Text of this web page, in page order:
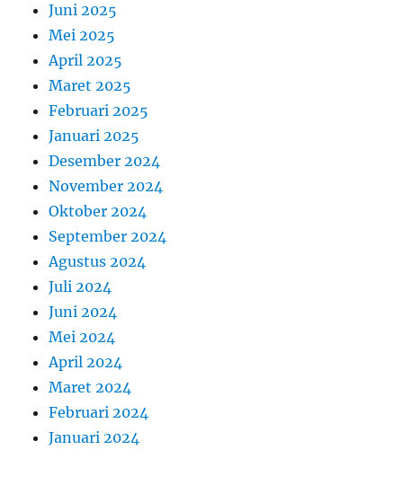
Juni 2025
Mei 2025
April 2025
Maret 2025
Februari 2025
Januari 2025
Desember 2024
November 2024
Oktober 2024
September 2024
Agustus 2024
Juli 2024
Juni 2024
Mei 2024
April 2024
Maret 2024
Februari 2024
Januari 2024